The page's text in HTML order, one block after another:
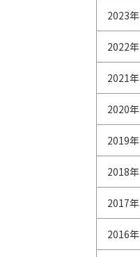
2023年
2022年
2021年
2020年
2019年
2018年
2017年
2016年